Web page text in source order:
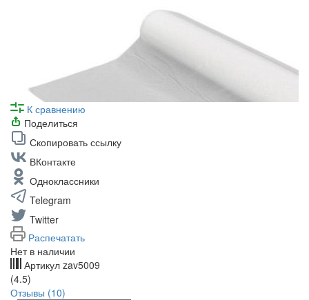
К сравнению
Поделиться
Скопировать ссылку
ВКонтакте
Одноклассники
Telegram
Twitter
Распечатать
Нет в наличии
Артикул zav5009
(4.5)
Отзывы (10)